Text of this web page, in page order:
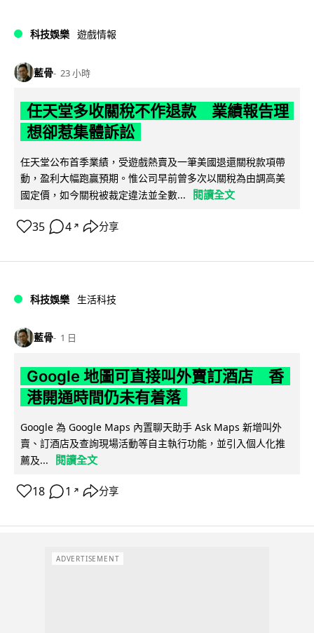
科技娛樂 遊戲情報
藍骨 23 小時
任天堂多收關稅不作退款 業績報告理
想卻惹集體訴訟
任天堂公布首季業績，受遊戲熱賣及一筆美國退還關稅款項帶
動，盈利大幅跑贏預期。惟公司早前曾多次以關稅為由調高美
國定價，如今關稅被裁定違法並全數...
閱讀全文
35 4 ↗ 分享
科技娛樂 生活科技
藍骨 1 日
Google 地圖可直接叫外賣訂酒店 香
港開通時間仍未有着落
Google 為 Google Maps 內置聊天助手 Ask Maps 新增叫外
賣、訂酒店及查詢現場活動等自主執行功能，並引入個人化推
薦及...
閱讀全文
18 1 ↗ 分享
ADVERTISEMENT